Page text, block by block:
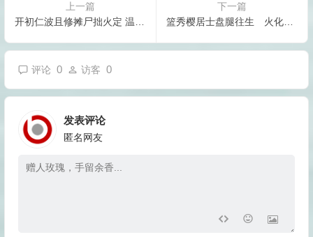
上一篇
下一篇
篮秀樱居士盘腿往生 火化拾一百多颗坚固子
评论 0 访客 0
发表评论
匿名网友